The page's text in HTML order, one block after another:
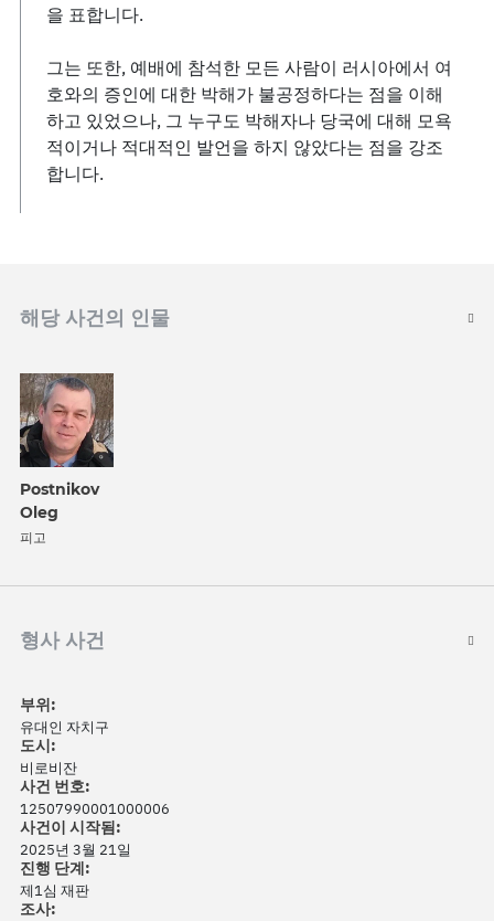
을 표합니다.
그는 또한, 예배에 참석한 모든 사람이 러시아에서 여
호와의 증인에 대한 박해가 불공정하다는 점을 이해
하고 있었으나, 그 누구도 박해자나 당국에 대해 모욕
적이거나 적대적인 발언을 하지 않았다는 점을 강조
합니다.
해당 사건의 인물
Postnikov
Oleg
피고
형사 사건
부위:
유대인 자치구
도시:
비로비잔
사건 번호:
12507990001000006
사건이 시작됨:
2025년 3월 21일
진행 단계:
제1심 재판
조사: